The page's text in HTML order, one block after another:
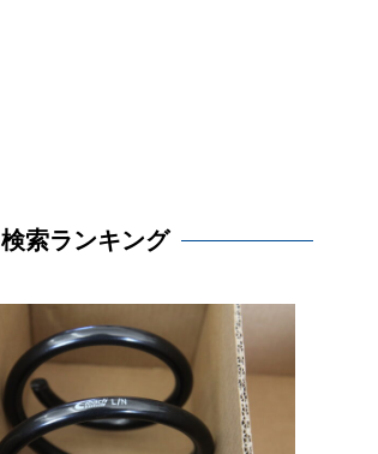
検索ランキング